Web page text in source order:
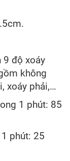
9 độ xoáy
không
xoáy phải,…
1 phút: 85
phút: 25